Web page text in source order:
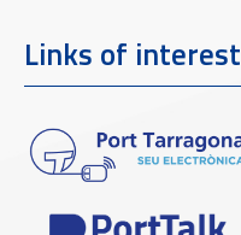
Links of interest